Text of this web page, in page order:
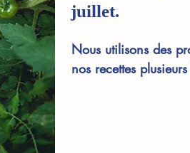
juillet.
Nous utilisons des
nos recettes